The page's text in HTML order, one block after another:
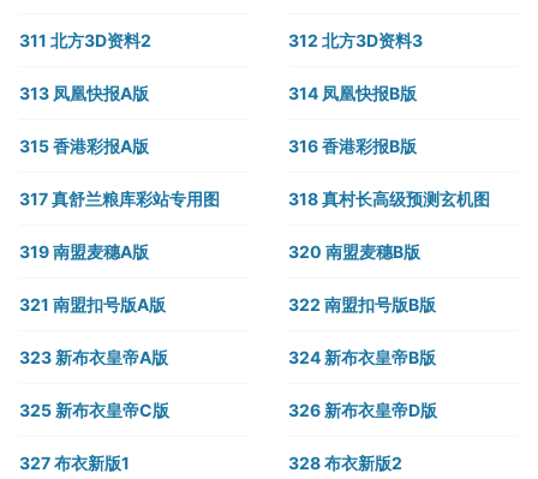
311 北方3D资料2 312 北方3D资料3
313 凤凰快报A版 314 凤凰快报B版
315 香港彩报A版 316 香港彩报B版
317 真舒兰粮库彩站专用图 318 真村长高级预测玄机图
319 南盟麦穗A版 320 南盟麦穗B版
321 南盟扣号版A版 322 南盟扣号版B版
323 新布衣皇帝A版 324 新布衣皇帝B版
325 新布衣皇帝C版 326 新布衣皇帝D版
327 布衣新版1 328 布衣新版2